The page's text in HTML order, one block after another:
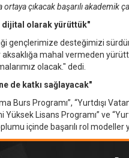
çıkacak başarılı akademik
dijital olarak yürüttük"
gençlerimize desteğimizi
aksaklığa mahal vermeden
olacak." dedi.
de katkı sağlayacak"
Burs Programı”, “Yurtdışı
Yüksek Lisans Programı” ve
içinde başarılı rol